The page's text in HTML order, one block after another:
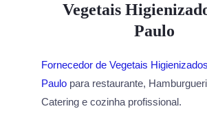
Vegetais
Paulo
Fornecedor de Vegetais
Paulo para restaurante,
Catering e cozinha profissional.